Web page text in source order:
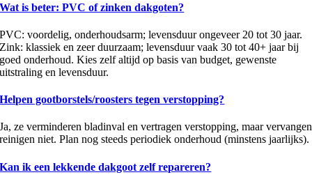
Wat is beter: PVC of zinken dakgoten?
PVC: voordelig, onderhoudsarm; levensduur ongeveer 20 tot 30 jaar.
Zink: klassiek en zeer duurzaam; levensduur vaak 30 tot 40+ jaar bij
goed onderhoud. Kies zelf altijd op basis van budget, gewenste
uitstraling en levensduur.
Helpen gootborstels/roosters tegen verstopping?
Ja, ze verminderen bladinval en vertragen verstopping, maar vervangen
reinigen niet. Plan nog steeds periodiek onderhoud (minstens jaarlijks).
Kan ik een lekkende dakgoot zelf repareren?